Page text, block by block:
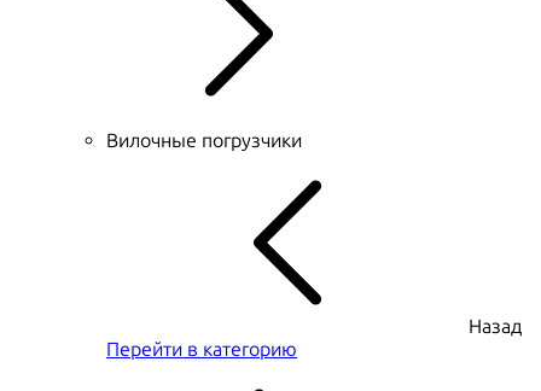
Вилочные погрузчики
Назад
Перейти в категорию